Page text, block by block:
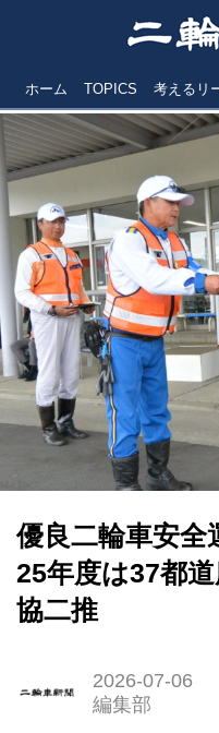
ホーム TOPICS 考えるリ
優良二輪車安全
25年度は37都
協二推
2026-07-06
編集部